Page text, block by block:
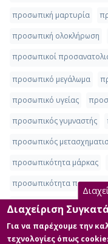
προσωπική μαρτυρία
προσωπική ολοκλήρωση
προσωπικοί
προσωπικό μεγάλωμα
προσωπικό υγείας
προσωπικός γυμναστής
προσωπικός
προσωπικότητα μάρκας
προσωπικότητα
προσωπικότητα τύπου D
προσωπικότητα τύπου D,
προσωπικότητας
Διαχείριση
Για να παρέχουμε την
τεχνολογίες όπως